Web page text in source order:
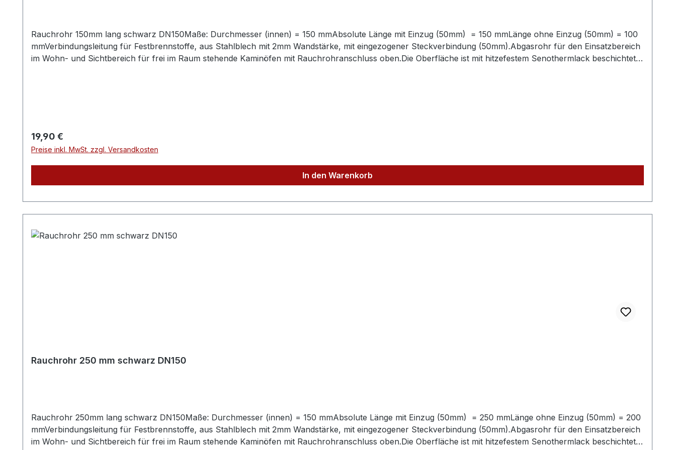
Rauchrohr 150mm lang schwarz DN150Maße: Durchmesser (innen) = 150 mmAbsolute Länge mit Einzug (50mm) = 150 mmLänge ohne Einzug (50mm) = 100
mmVerbindungsleitung für Festbrennstoffe, aus Stahlblech mit 2mm Wandstärke, mit eingezogener Steckverbindung (50mm).Abgasrohr für den Einsatzbereich
im Wohn- und Sichtbereich für frei im Raum stehende Kaminöfen mit Rauchrohranschluss oben.Die Oberfläche ist mit hitzefestem Senothermlack beschichtet,
Regulärer Preis:
19,90 €
Preise inkl. MwSt. zzgl. Versandkosten
In den Warenkorb
Rauchrohr 250 mm schwarz DN150
Rauchrohr 250mm lang schwarz DN150Maße: Durchmesser (innen) = 150 mmAbsolute Länge mit Einzug (50mm) = 250 mmLänge ohne Einzug (50mm) = 200
mmVerbindungsleitung für Festbrennstoffe, aus Stahlblech mit 2mm Wandstärke, mit eingezogener Steckverbindung (50mm).Abgasrohr für den Einsatzbereich
im Wohn- und Sichtbereich für frei im Raum stehende Kaminöfen mit Rauchrohranschluss oben.Die Oberfläche ist mit hitzefestem Senothermlack beschichtet,